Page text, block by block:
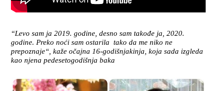
“Levo sam ja 2019. godine, desno sam takođe ja, 2020.
godine. Preko noći sam ostarila tako da me niko ne
prepoznaje“, kaže očajna 16-godišnjakinja, koja sada izgleda
kao njena pedesetogodišnja baka